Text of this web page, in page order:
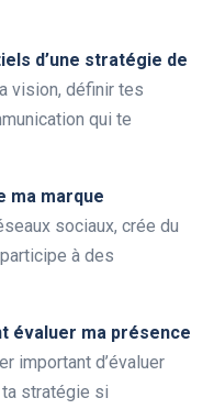
d’une stratégie de
vision, définir tes
qui te
ma marque
sociaux, crée du
à des
évaluer ma présence
important d’évaluer
ta stratégie si